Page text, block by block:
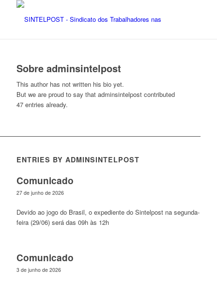
Sobre adminsintelpost
This author has not written his bio yet.
But we are proud to say that adminsintelpostcontributed
47 entries already.
ENTRIES BY ADMINSINTELPOST
Comunicado
27 de junho de 2026
Devido ao jogo do Brasil, o expediente do Sintelpost na segunda-
feira (29/06) será das 09h às 12h
Comunicado
3 de junho de 2026